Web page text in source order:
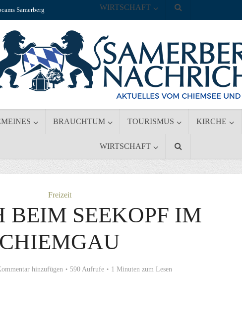
Samerberg
BRAUCHTUM TOURISMUS KIRCHE
WIRTSCHAFT
WIRTSCHAFT
Freizeit
BEIM SEEKOPF IM
CHIEMGAU
hinzufügen 590 Aufrufe 1 Minuten zum Lesen